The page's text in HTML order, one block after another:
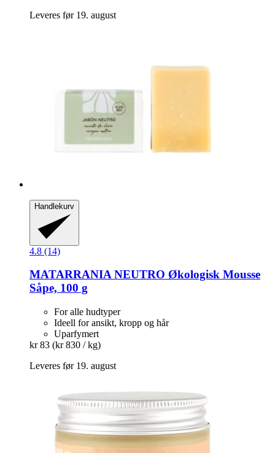
Leveres før 19. august
Handlekurv
4.8 (14)
MATARRANIANEUTRO Økologisk Mousse
Såpe, 100 g
For alle hudtyper
Ideell for ansikt, kropp og hår
Uparfymert
kr 83 (kr 830 / kg)
Leveres før 19. august